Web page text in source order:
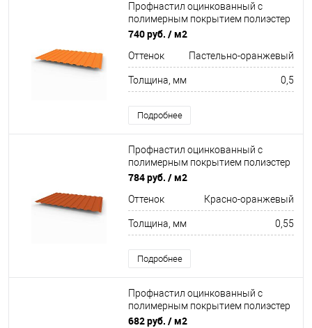
Профнастил оцинкованный с
полимерным покрытием полиэстер
С8 buildstor 0,5х1180мм RAL 2003
740 руб. / м2
Оттенок Пастельно-оранжевый
Толщина, мм 0,5
Подробнее
Профнастил оцинкованный с
полимерным покрытием полиэстер
С8 buildstor 0,55х1180мм RAL 2001
784 руб. / м2
Оттенок Красно-оранжевый
Толщина, мм 0,55
Подробнее
Профнастил оцинкованный с
полимерным покрытием полиэстер
С8 buildstor 0,4х1180мм RAL 2007
682 руб. / м2